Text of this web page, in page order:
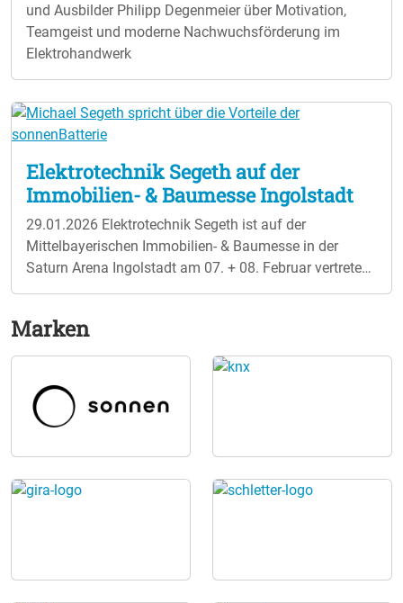
und Ausbilder Philipp Degenmeier über Motivation,
Teamgeist und moderne Nachwuchsförderung im
Elektrohandwerk
Elektrotechnik Segeth auf der
Immobilien- & Baumesse Ingolstadt
29.01.2026 Elektrotechnik Segeth ist auf der
Mittelbayerischen Immobilien- & Baumesse in der
Saturn Arena Ingolstadt am 07. + 08. Februar vertreten.
Energiesparen und moderne Haustechnik. Ein
besonderer Schwerpunkt liegt auf Photovoltaik,
Stromspeichern, Wärmepumpen und energetischer
Sanierung. Ergänzt wird die Messe durch ein
informatives Vortragsprogramm für Bauherren,
Vortrag: Alles rund um Photovoltaik Samstag &
Sonntag hält Sebastian Segeth jeweils ab 13:00 Uhr
Marken